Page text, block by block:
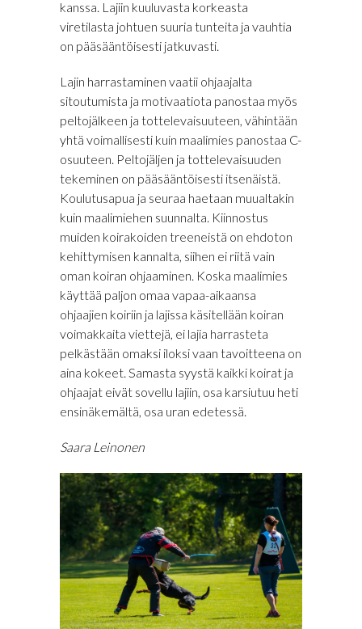
kanssa. Lajiin kuuluvasta korkeasta
viretilasta johtuen suuria tunteita ja vauhtia
on pääsääntöisesti jatkuvasti.
Lajin harrastaminen vaatii ohjaajalta
sitoutumista ja motivaatiota panostaa myös
peltojälkeen ja tottelevaisuuteen, vähintään
yhtä voimallisesti kuin maalimies panostaa C-
osuuteen. Peltojäljen ja tottelevaisuuden
tekeminen on pääsääntöisesti itsenäistä.
Koulutusapua ja seuraa haetaan muualtakin
kuin maalimiehen suunnalta. Kiinnostus
muiden koirakoiden treeneistä on ehdoton
kehittymisen kannalta, siihen ei riitä vain
oman koiran ohjaaminen. Koska maalimies
käyttää paljon omaa vapaa-aikaansa
ohjaajien koiriin ja lajissa käsitellään koiran
voimakkaita viettejä, ei lajia harrasteta
pelkästään omaksi iloksi vaan tavoitteena on
aina kokeet. Samasta syystä kaikki koirat ja
ohjaajat eivät sovellu lajiin, osa karsiutuu heti
ensinäkemältä, osa uran edetessä.
Saara Leinonen